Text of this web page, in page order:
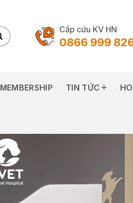
Cấp cứu KV HN
0866 999
MEMBERSHIP TIN TỨC